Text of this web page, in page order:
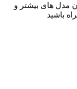
مدل های بیشتر و
باشید